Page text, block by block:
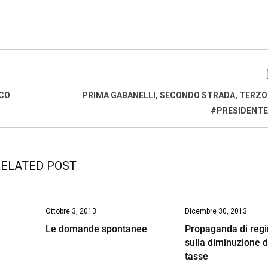
PRIMA GABANELLI, SECONDO STRADA,
POST
Ottobre 3, 2013
Le domande spontanee
Dicembre 30, 2013
Propaganda di
sulla diminuzione
tasse